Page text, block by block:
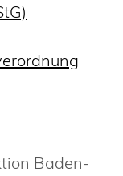
Baden-